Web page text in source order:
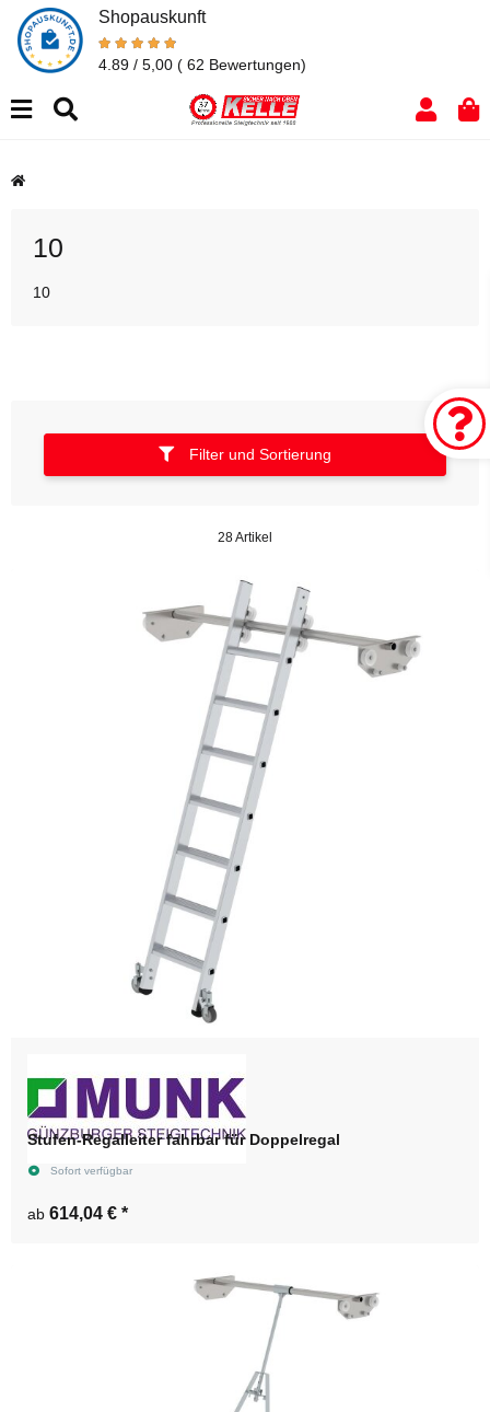
Shopauskunft
4.89 / 5,00 ( 62 Bewertungen)
10
10
Filter und Sortierung
28 Artikel
Stufen-Regalleiter fahrbar für Doppelregal
Sofort verfügbar
ab 614,04 € *